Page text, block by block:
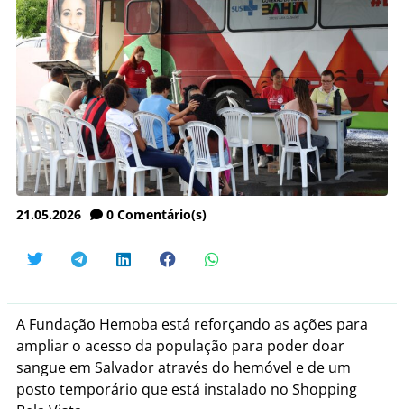
21.05.2026 0 Comentário(s)
A Fundação Hemoba está reforçando as ações para
ampliar o acesso da população para poder doar
sangue em Salvador através do hemóvel e de um
posto temporário que está instalado no Shopping